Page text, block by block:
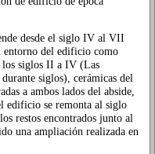
desde el siglo IV al VII
entorno del edificio como
los siglos II a IV (Las
siglos), cerámicas del
a ambos lados del abside,
edificio se remonta al siglo
restos encontrados junto al
una ampliación realizada en